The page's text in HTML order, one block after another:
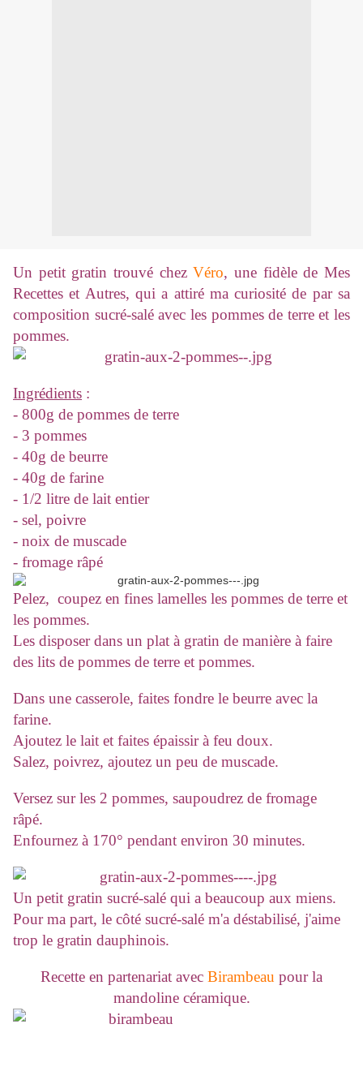
Un petit gratin trouvé chezVéro, une fidèle de Mes
Recettes et Autres, qui a attiré ma curiosité de par sa
composition sucré-salé avec les pommes de terre et les
pommes.
Ingrédients :
- 800g de pommes de terre
- 3 pommes
- 40g de beurre
- 40g de farine
- 1/2 litre de lait entier
- sel, poivre
- noix de muscade
- fromage râpé
Pelez, coupez en fines lamelles les pommes de terre et
les pommes.
Les disposer dans un plat à gratin de manière à faire
des lits de pommes de terre et pommes.
Dans une casserole, faites fondre le beurre avec la
farine.
Ajoutez le lait et faites épaissir à feu doux.
Salez, poivrez, ajoutez un peu de muscade.
Versez sur les 2 pommes, saupoudrez de fromage
râpé.
Enfournez à 170° pendant environ 30 minutes.
Un petit gratin sucré-salé qui a beaucoup aux miens.
Pour ma part, le côté sucré-salé m'a déstabilisé, j'aime
trop le gratin dauphinois.
Recette en partenariat avec Birambeau pour la
mandoline céramique.